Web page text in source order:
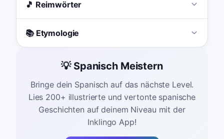
🎵 Reimwörter
📚 Etymologie
💡 Spanisch Meistern
Bringe dein Spanisch auf das nächste Level.
Lies 200+ illustrierte und vertonte spanische
Geschichten auf deinem Niveau mit der
Inklingo App!